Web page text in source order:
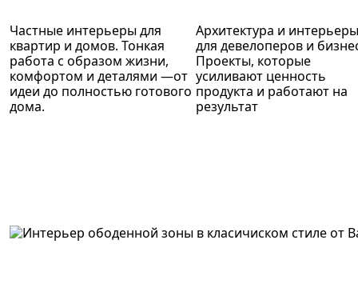
Частные интерьеры для
квартир и домов. Тонкая
работа с образом жизни,
комфортом и деталями —от
идеи до полностью готового
дома.
Архитектура и
для девелоперов и
Проекты, которые
усиливают ценность
продукта и работают на
результат